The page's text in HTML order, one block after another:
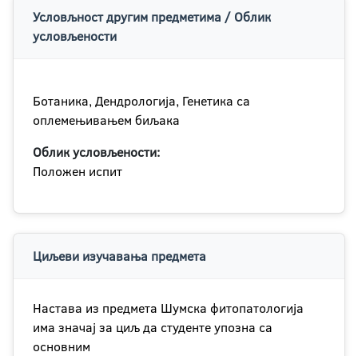
Условљност другим предметима / Облик
условљености
Ботаника, Дендрологија, Генетика са
оплемењивањем биљака
Облик условљености:
Положен испит
Циљеви изучавања предмета
Настава из предмета Шумска фитопатологија
има значај за циљ да студенте упозна са
основним